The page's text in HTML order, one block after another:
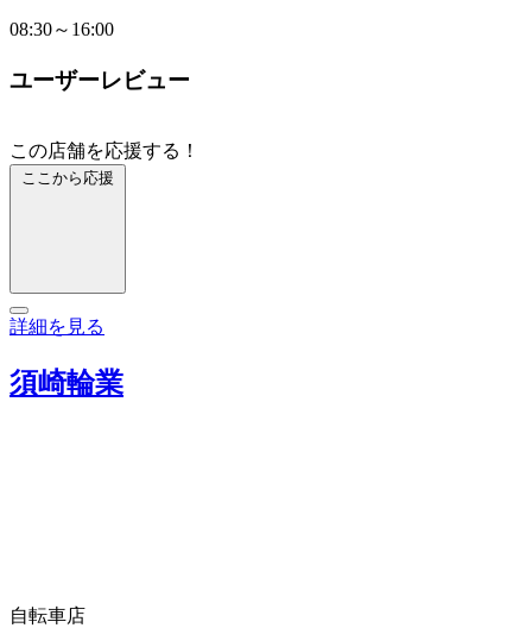
08:30～16:00
ユーザーレビュー
この店舗を応援する！
ここから応援
詳細を見る
須崎輪業
自転車店